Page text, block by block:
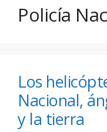
Policía
Los
Nacional,
y la tierra